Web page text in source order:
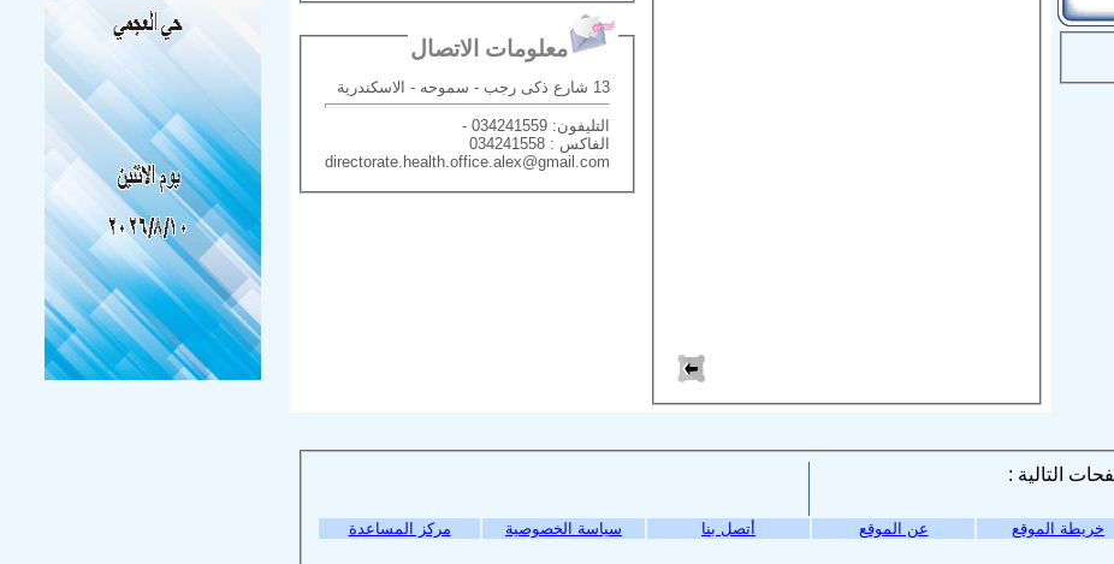
معلومات الاتصال
13 شارع ذكى رجب - سموحه - الاسكندرية
التليفون: 034241559 -
الفاكس : 034241558
directorate.health.office.alex@gmail.com
خريطة الموقع عن الموقع أتصل بنا سياسة الخصوصية مركز المساعدة